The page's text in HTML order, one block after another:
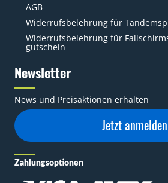
AGB
Widerrufsbelehrung für
Widerrufsbelehrung für
gutschein
Newsletter
News und Preisaktionen erhalten
Jetzt anmelden
Zahlungsoptionen